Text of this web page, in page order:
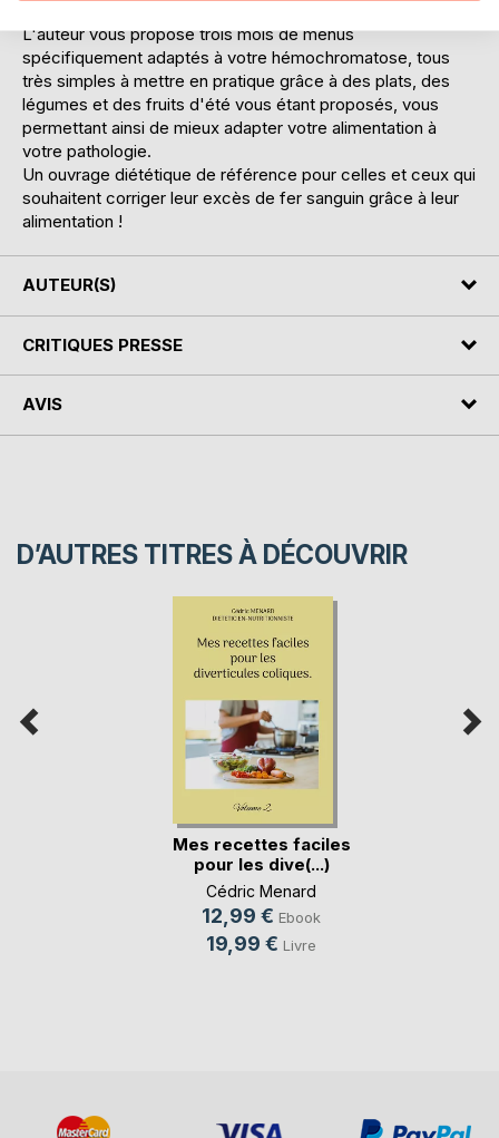
L'auteur vous propose trois mois de menus
spécifiquement adaptés à votre hémochromatose, tous
très simples à mettre en pratique grâce à des plats, des
légumes et des fruits d'été vous étant proposés, vous
permettant ainsi de mieux adapter votre alimentation à
votre pathologie.
Un ouvrage diététique de référence pour celles et ceux qui
souhaitent corriger leur excès de fer sanguin grâce à leur
alimentation !
AUTEUR(S)
CRITIQUES PRESSE
AVIS
D’AUTRES TITRES À DÉCOUVRIR
Mes recettes faciles
pour les dive(...)
Cédric Menard
12,99 € Ebook
19,99 € Livre